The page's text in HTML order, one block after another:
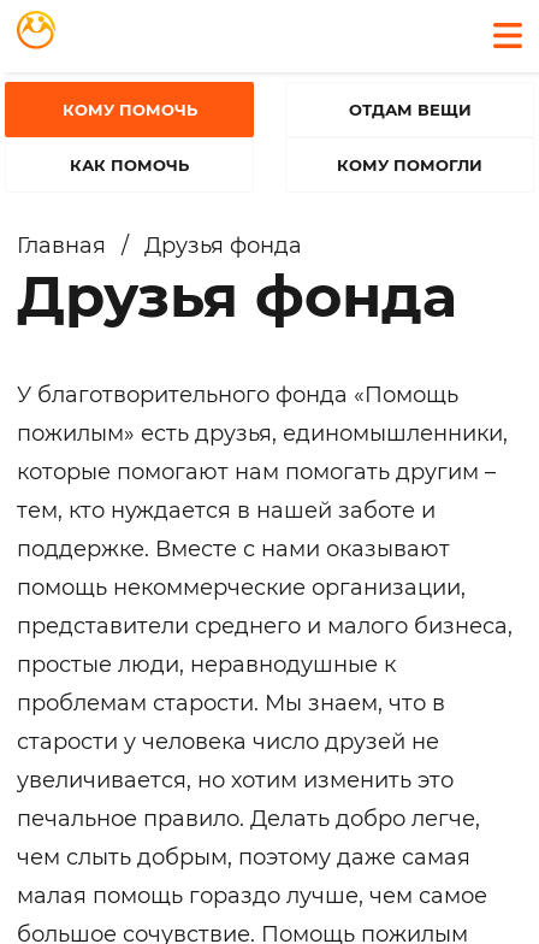
КОМУ ПОМОЧЬ
КАК ПОМОЧЬ
ОТДАМ ВЕЩИ
КОМУ ПОМОГЛИ
Главная / Друзья фонда
Друзья фонда
У благотворительного фонда «Помощь
пожилым» есть друзья, единомышленники,
которые помогают нам помогать другим –
тем, кто нуждается в нашей заботе и
поддержке. Вместе с нами оказывают
помощь некоммерческие организации,
представители среднего и малого бизнеса,
простые люди, неравнодушные к
проблемам старости. Мы знаем, что в
старости у человека число друзей не
увеличивается, но хотим изменить это
печальное правило. Делать добро легче,
чем слыть добрым, поэтому даже самая
малая помощь гораздо лучше, чем самое
большое сочувствие. Помощь пожилым